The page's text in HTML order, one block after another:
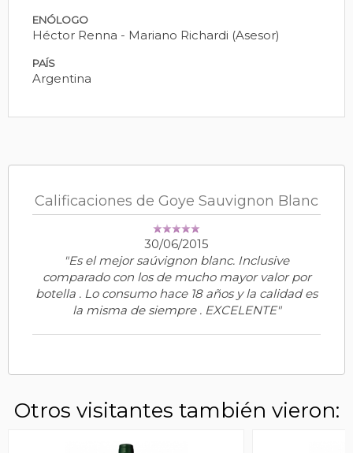
ENÓLOGO
Héctor Renna - Mariano Richardi (Asesor)
PAÍS
Argentina
Calificaciones de Goye Sauvignon Blanc
30/06/2015
"Es el mejor saúvignon blanc. Inclusive
comparado con los de mucho mayor valor por
botella . Lo consumo hace 18 años y la calidad es
la misma de siempre . EXCELENTE"
Otros visitantes también vieron: